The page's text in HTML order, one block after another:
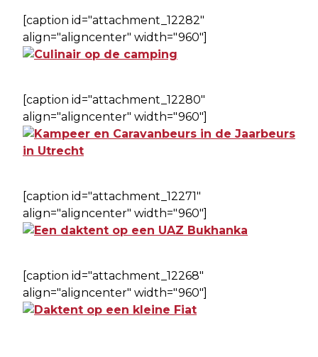
[caption id="attachment_12282"
align="aligncenter" width="960"]
[caption id="attachment_12280"
align="aligncenter" width="960"]
[caption id="attachment_12271"
align="aligncenter" width="960"]
[caption id="attachment_12268"
align="aligncenter" width="960"]